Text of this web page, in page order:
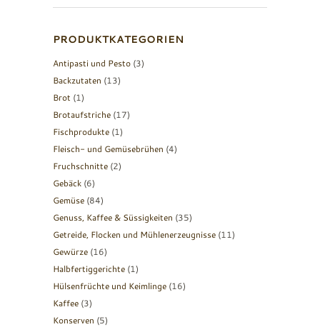
PRODUKTKATEGORIEN
Antipasti und Pesto (3)
Backzutaten (13)
Brot (1)
Brotaufstriche (17)
Fischprodukte (1)
Fleisch- und Gemüsebrühen (4)
Fruchschnitte (2)
Gebäck (6)
Gemüse (84)
Genuss, Kaffee & Süssigkeiten (35)
Getreide, Flocken und Mühlenerzeugnisse (11)
Gewürze (16)
Halbfertiggerichte (1)
Hülsenfrüchte und Keimlinge (16)
Kaffee (3)
Konserven (5)